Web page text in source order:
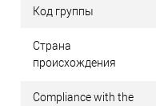
Код группы
Страна
происхождения
Compliance with the